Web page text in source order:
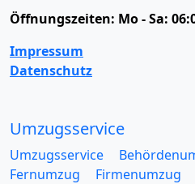
Öffnungszeiten: Mo - Sa:
Impressum
Datenschutz
Umzugsservice
Umzugsservice
Fernumzug
Firmenumzug